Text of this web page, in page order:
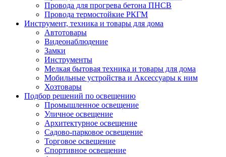
Провода для прогрева бетона ПНСВ
Провода термостойкие РКГМ
Инструмент, техника и товары для дома
Автотовары
Видеонаблюдение
Замки
Инструменты
Мелкая бытовая техника и товары для дома
Мобильные устройства и Аксессуары к ним
Хозтовары
Подбор решений по освещению
Промышленное освещение
Уличное освещение
Архитектурное освещение
Садово-парковое освещение
Торговое освещение
Спортивное освещение